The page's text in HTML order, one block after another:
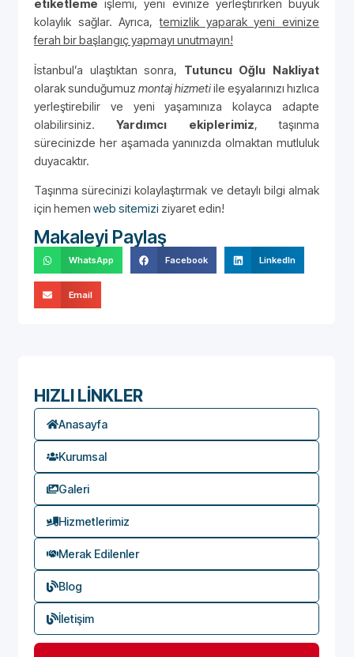
etiketleme işlemi, yeni evinize yerleştirirken büyük
kolaylık sağlar. Ayrıca,temizlik yaparak yeni evinize
ferah bir başlangıç yapmayı unutmayın!
İstanbul’a ulaştıktan sonra, Tutuncu Oğlu Nakliyat
olarak sunduğumuz montaj hizmetiile eşyalarınızı hızlıca
yerleştirebilir ve yeni yaşamınıza kolayca adapte
olabilirsiniz.Yardımcı ekiplerimiz, taşınma
sürecinizde her aşamada yanınızda olmaktan mutluluk
duyacaktır.
Taşınma sürecinizi kolaylaştırmak ve detaylı bilgi almak
için hemen web sitemizi ziyaret edin!
Makaleyi Paylaş
WhatsApp Facebook LinkedIn
Email
HIZLI LİNKLER
Anasayfa
Kurumsal
Galeri
Hizmetlerimiz
Merak Edilenler
Blog
İletişim